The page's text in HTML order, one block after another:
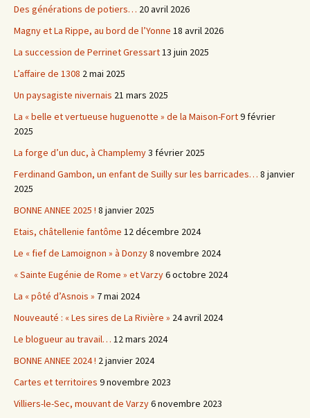
Des générations de potiers… 20 avril 2026
Magny et La Rippe, au bord de l’Yonne 18 avril 2026
La succession de Perrinet Gressart13 juin 2025
L’affaire de 1308 2 mai 2025
Un paysagiste nivernais 21 mars 2025
La « belle et vertueuse huguenotte » de la Maison-Fort9 février
2025
La forge d’un duc, à Champlemy3 février 2025
Ferdinand Gambon, un enfant de Suilly sur les barricades… 8 janvier
2025
BONNE ANNEE 2025 ! 8 janvier 2025
Etais, châtellenie fantôme 12 décembre 2024
Le « fief de Lamoignon » à Donzy8 novembre 2024
« Sainte Eugénie de Rome » et Varzy6 octobre 2024
La « pôté d’Asnois » 7 mai 2024
Nouveauté : « Les sires de La Rivière » 24 avril 2024
Le blogueur au travail… 12 mars 2024
BONNE ANNEE 2024 ! 2 janvier 2024
Cartes et territoires 9 novembre 2023
Villiers-le-Sec, mouvant de Varzy6 novembre 2023